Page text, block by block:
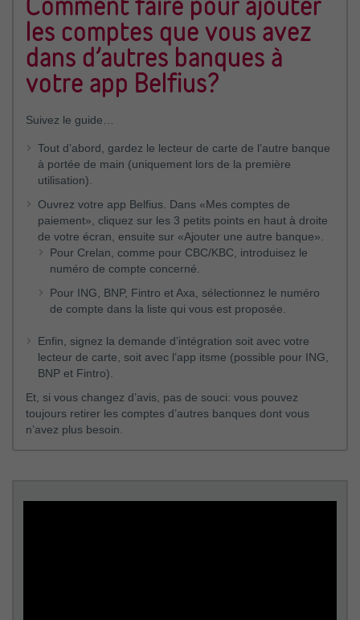
moment modifier les autorisations que vous avez
accordées. D’ailleurs, vous devrez donner votre
accord formel - avant toute autorisation d’accès –
en remplissant une procédure de validation
sécurisée
(appelée Strong Customer Authentification-
SCA).
auprès d’une partie tierce, nous vous demandons alors
de vous présenter dans votre agence Belfius afin
d’effectuer préalablement leur pré-inscription.
et une responsabilité atténuée pour le client en cas de
fraude
effectuer des paiements)
Axa, BNP, Fintro, ING et Crelan (consulter le solde et
l’historique)
Parmi les parties tierces, nous avons également partagé
qui vous donnent par exemple des possibilités de
paiement ou un aperçu de votre budget…
Accountable, Augias Corp, BNPPF group, BPost bank,
BudgetBakers, Cake, CBC, Crelan, Digiteal, Enfuce
License Services Oy, KBC, KBC Brussels, Klarna,
OkiOki (33reasons), Paysafe payment solutions
limited, Ponto, SoFort, Tink, ToCo - Together
connected, UnifiedPost Payments
Bien entendu, vous décidez quels comptes et apps vous
ajoutez, et vous pouvez modifier vos autorisations à tout
moment.
D’ailleurs, votre accord est nécessaire avant toute
autorisation d’accès via une procédure de validation
sécurisée (appelée Strong Customer Authentification-
SCA).
les comptes que vous avez
dans d’autres banques à
votre app Belfius?
Suivez le guide…
Tout d’abord, gardez le lecteur de carte de l’autre banque
à portée de main (uniquement lors de la première
utilisation).
Ouvrez votre app Belfius. Dans «Mes comptes de
paiement», cliquez sur les 3 petits points en haut à droite
de votre écran, ensuite sur «Ajouter une autre banque».
Pour Crelan, comme pour CBC/KBC, introduisez le
numéro de compte concerné.
Pour ING, BNP, Fintro et Axa, sélectionnez le numéro
de compte dans la liste qui vous est proposée.
Enfin, signez la demande d’intégration soit avec votre
lecteur de carte, soit avec l’app itsme (possible pour ING,
BNP et Fintro).
Et, si vous changez d’avis, pas de souci: vous pouvez
toujours retirer les comptes d’autres banques dont vous
n’avez plus besoin.